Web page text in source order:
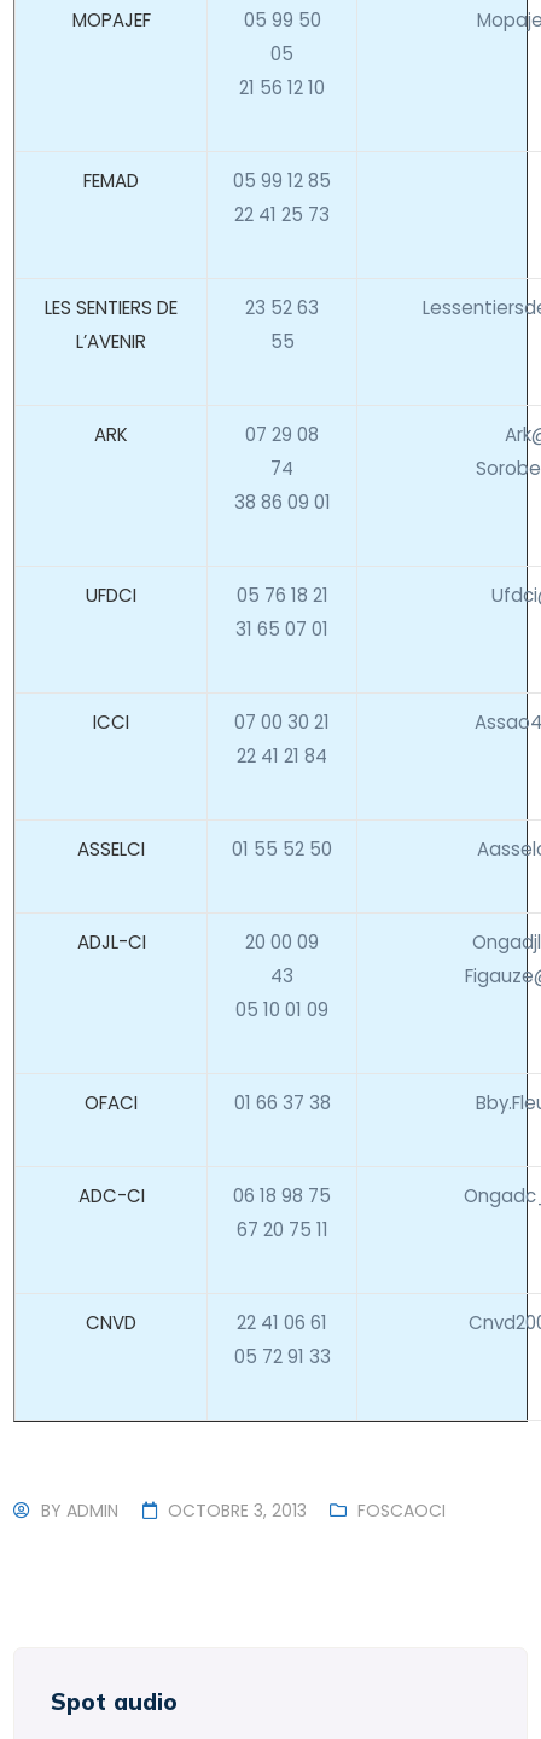
MOPAJEF
05 99 50
05
21 56 12 10
FEMAD
05 99 12 85
22 41 25 73
LES SENTIERS DE
L’AVENIR
23 52 63
55
ARK
07 29 08
74
38 86 09 01
UFDCI
05 76 18 21
31 65 07 01
ICCI
07 00 30 21
22 41 21 84
ASSELCI 01 55 52 50
ADJL-CI
20 00 09
43
05 10 01 09
OFACI 01 66 37 38
ADC-CI
06 18 98 75
67 20 75 11
CNVD
22 41 06 61
05 72 91 33
BYADMIN OCTOBRE 3, 2013 FOSCAOCI
Spot audio